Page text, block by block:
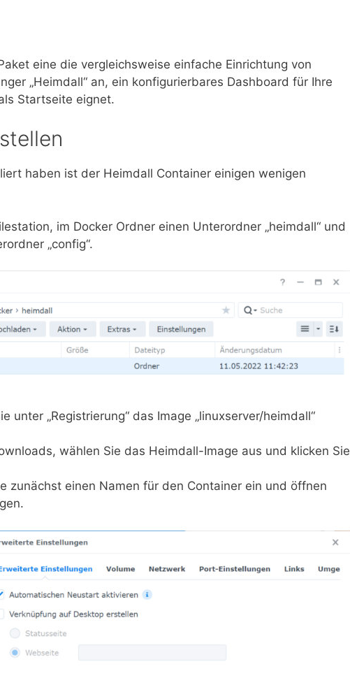
eine die vergleichsweise einfache Einrichtung von
„Heimdall“ an, ein konfigurierbares Dashboard für Ihre
Startseite eignet.
haben ist der Heimdall Container einigen wenigen
im Docker Ordner einen Unterordner „heimdall“ und
„config“.
unter „Registrierung“ das Image „linuxserver/heimdall“
wählen Sie das Heimdall-Image aus und klicken Sie
zunächst einen Namen für den Container ein und öffnen